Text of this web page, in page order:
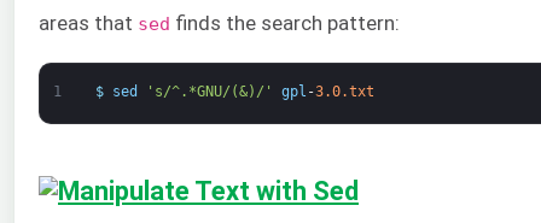
areas that sed finds the search pattern:
1 $ sed 's/^.*GNU/(&)/' gpl -3.0.txt